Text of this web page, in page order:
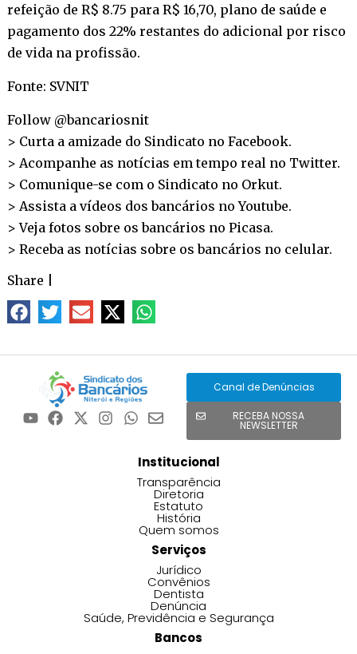
refeição de R$ 8.75 para R$ 16,70, plano de saúde e
pagamento dos 22% restantes do adicional por risco
de vida na profissão.
Fonte: SVNIT
Follow @bancariosnit
> Curta a amizade do Sindicato no Facebook.
> Acompanhe as notícias em tempo real no Twitter.
> Comunique-se com o Sindicato no Orkut.
> Assista a vídeos dos bancários noYoutube.
> Veja fotos sobre os bancários no Picasa.
> Receba as notícias sobre os bancários no celular.
Share
Canal de Denúncias
RECEBA NOSSA
NEWSLETTER
Institucional
Transparência
Diretoria
Estatuto
História
Quem somos
Serviços
Jurídico
Convênios
Dentista
Denúncia
Saúde, Previdência e Segurança
Bancos